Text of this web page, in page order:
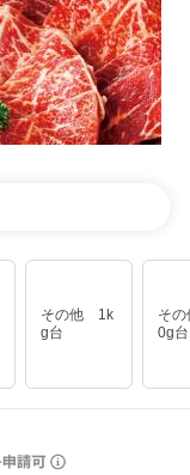
その他 1k
g台
そ
0g台